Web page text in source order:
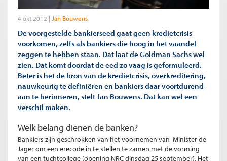
4 okt 2012 Jan Bouwens
De voorgestelde bankierseed gaat geen kredietcrisis
voorkomen, zelfs als bankiers die hoog in het vaandel
zeggen te hebben staan. Dat laat de Goldman Sachs wel
zien. Dat komt doordat de eed zo vaag is geformuleerd.
Beter is het de bron van de kredietcrisis, overkreditering,
nauwkeurig te definiëren en bankiers daar voortdurend
aan te herinneren, stelt Jan Bouwens. Dat kan wel een
verschil maken.
Welk belang dienen de banken?
Bankiers zijn geschrokken van het voornemen van Minister de
Jager om een erecode in te stellen te zamen met de vorming
van een tuchtcollege (opening NRC dinsdag 25 september). Het